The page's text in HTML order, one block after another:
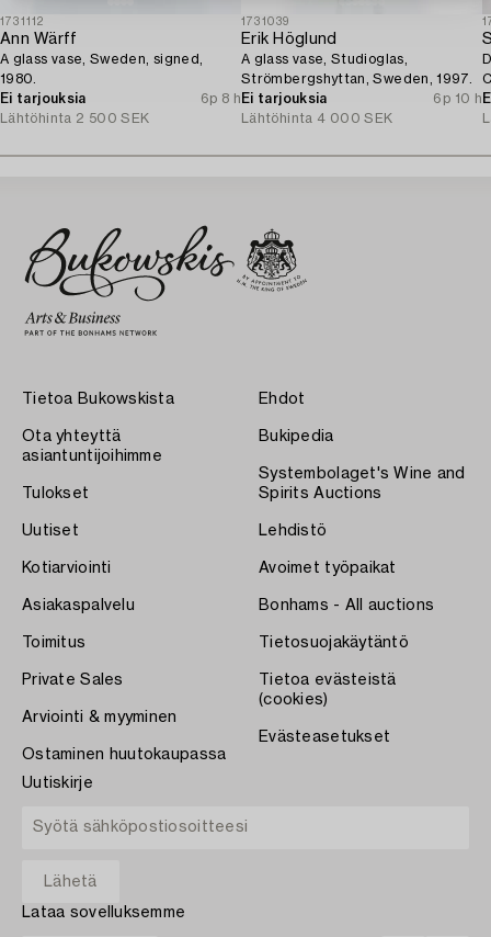
1731112
Ann Wärff
A glass vase, Sweden, signed,
1980.
Ei tarjouksia
6p 8 h
Lähtöhinta 2 500 SEK
1731039
Erik Höglund
A glass vase, Studioglas,
Strömbergshyttan, Sweden, 1997.
Ei tarjouksia
6p 10 h
Lähtöhinta 4 000 SEK
Tietoa Bukowskista
Ota yhteyttä
asiantuntijoihimme
Tulokset
Uutiset
Kotiarviointi
Asiakaspalvelu
Toimitus
Private Sales
Arviointi & myyminen
Ostaminen huutokaupassa
Ehdot
Bukipedia
Systembolaget's Wine and
Spirits Auctions
Lehdistö
Avoimet työpaikat
Bonhams - All auctions
Tietosuojakäytäntö
Tietoa evästeistä
(cookies)
Evästeasetukset
Uutiskirje
Lataa sovelluksemme